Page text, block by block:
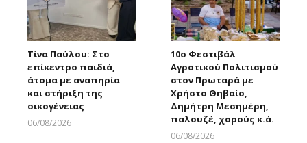
Τίνα Παύλου: Στο
επίκεντρο παιδιά,
άτομα με αναπηρία
και στήριξη της
οικογένειας
06/08/2026
10ο Φεστιβάλ
Αγροτικού Πολιτισμού
στον Πρωταρά με
Χρήστο Θηβαίο,
Δημήτρη Μεσημέρη,
παλουζέ, χορούς κ.ά.
06/08/2026